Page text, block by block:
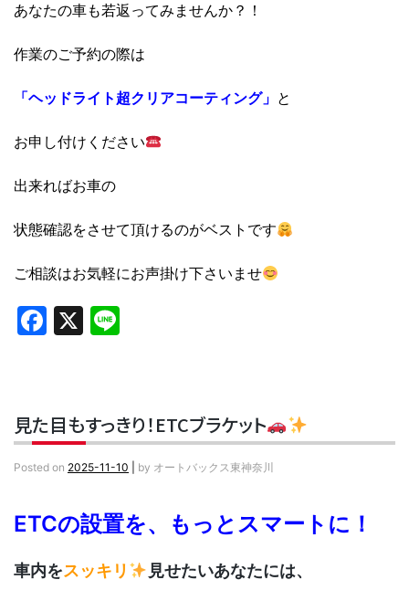
あなたの車も若返ってみませんか？！
作業のご予約の際は
「ヘッドライト超クリアコーティング」 と
お申し付けください
出来ればお車の
状態確認をさせて頂けるのがベストです
ご相談はお気軽にお声掛け下さいませ
Facebook
X
見た目もすっきり！ETCブラケット
Posted on 2025-11-10 by オートバックス東神奈川
ETCの設置を、もっとスマートに！
車内をスッキリ 見せたいあなたには、